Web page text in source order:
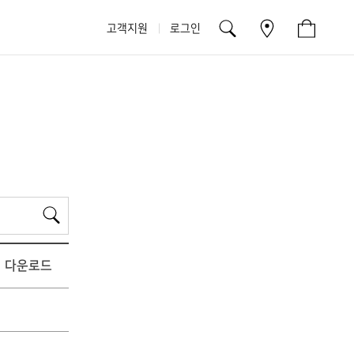
고객지원 로그인
색
다운로드